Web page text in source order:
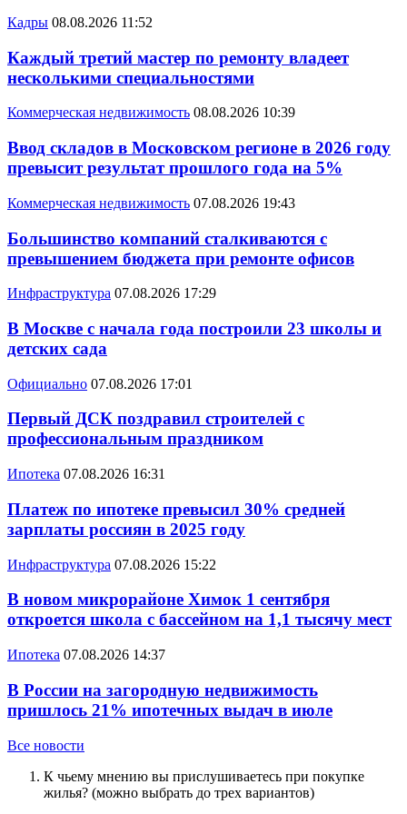
Кадры 08.08.2026 11:52
Каждый третий мастер по ремонту владеет
несколькими специальностями
Коммерческая недвижимость 08.08.2026 10:39
Ввод складов в Московском регионе в 2026 году
превысит результат прошлого года на 5%
Коммерческая недвижимость 07.08.2026 19:43
Большинство компаний сталкиваются с
превышением бюджета при ремонте офисов
Инфраструктура 07.08.2026 17:29
В Москве с начала года построили 23 школы и
детских сада
Официально 07.08.2026 17:01
Первый ДСК поздравил строителей с
профессиональным праздником
Ипотека 07.08.2026 16:31
Платеж по ипотеке превысил 30% средней
зарплаты россиян в 2025 году
Инфраструктура 07.08.2026 15:22
В новом микрорайоне Химок 1 сентября
откроется школа с бассейном на 1,1 тысячу мест
Ипотека 07.08.2026 14:37
В России на загородную недвижимость
пришлось 21% ипотечных выдач в июле
Все новости
К чьему мнению вы прислушиваетесь при покупке
жилья? (можно выбрать до трех вариантов)